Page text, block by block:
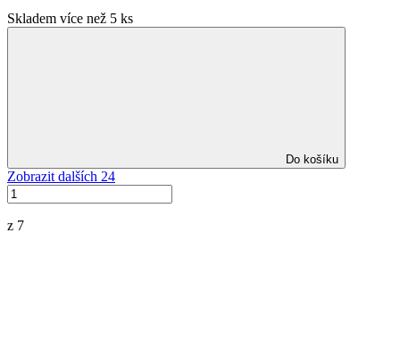
Skladem více než 5 ks
Do košíku
Zobrazit dalších 24
z 7